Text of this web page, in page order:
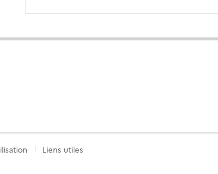
Liens utiles